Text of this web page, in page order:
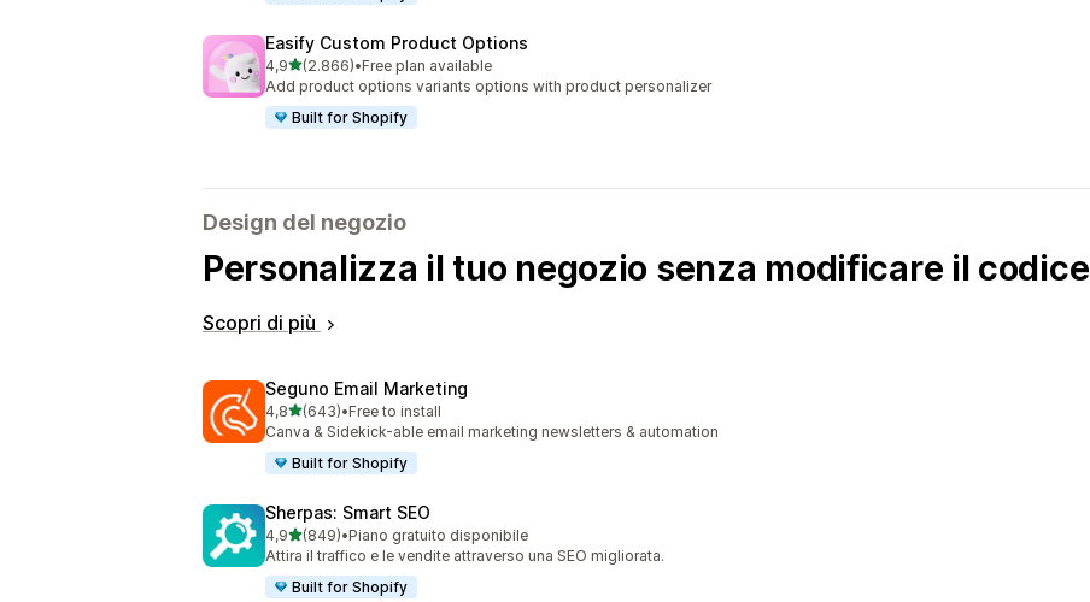
Easify Custom Product Options
4,9stelle su 5
(2.866)
2866 recensioni totali
•Free plan available
Add product options variants options with product personalizer
Built for Shopify
Design del negozio
Personalizza il tuo negozio senza modificare il codice
Scopri di più
Seguno Email Marketing
4,8stelle su 5
(643)
643 recensioni totali
•Free to install
Canva & Sidekick-able email marketing newsletters & automation
Built for Shopify
Sherpas: Smart SEO
4,9stelle su 5
(849)
849 recensioni totali
•Piano gratuito disponibile
Attira il traffico e le vendite attraverso una SEO migliorata.
Built for Shopify